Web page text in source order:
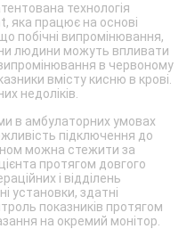
технологія
яка працює на основі
побічні випромінювання,
людини можуть впливати
в червоному
вмісту кисню в крові.
недоліків.
в амбулаторних умовах
підключення до
можна стежити за
протягом довгого
і відділень
установки, здатні
показників протягом
на окремий монітор.